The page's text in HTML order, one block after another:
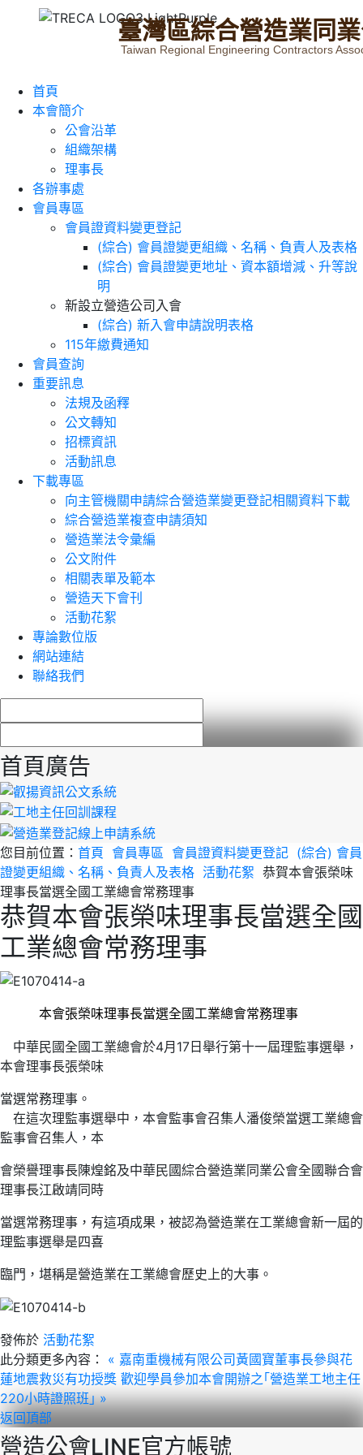
臺灣區綜合營造業同業
Taiwan Regional Engineering Contractors
首頁
本會簡介
公會沿革
組織架構
理事長
各辦事處
會員專區
會員證資料變更登記
(綜合) 會員證變更組織、名稱、負責人及表格
(綜合) 會員證變更地址、資本額增減、升等說
明
新設立營造公司入會
(綜合) 新入會申請說明表格
115年繳費通知
會員查詢
重要訊息
法規及函釋
公文轉知
招標資訊
活動訊息
下載專區
向主管機關申請綜合營造業變更登記相關資料下載
綜合營造業複查申請須知
營造業法令彙編
公文附件
相關表單及範本
營造天下會刊
活動花絮
專論數位版
網站連結
聯絡我們
首頁廣告
您目前位置： 首頁 會員專區 會員證資料變更登記 (綜合) 會員
證變更組織、名稱、負責人及表格 活動花絮 恭賀本會張榮味
理事長當選全國工業總會常務理事
恭賀本會張榮味理事長當選全國
工業總會常務理事
本會張榮味理事長當選全國工業總會常務理事
中華民國全國工業總會於4月17日舉行第十一屆理監事選舉，
本會理事長張榮味
當選常務理事。
在這次理監事選舉中，本會監事會召集人潘俊榮當選工業總會
監事會召集人，本
會榮譽理事長陳煌銘及中華民國綜合營造業同業公會全國聯合會
理事長江啟靖同時
當選常務理事，有這項成果，被認為營造業在工業總會新一屆的
理監事選舉是四喜
臨門，堪稱是營造業在工業總會歷史上的大事。
發佈於 活動花絮
此分類更多內容：
« 嘉南重機械有限公司黃國寶董事長參與花
蓮地震救災有功授獎 歡迎學員參加本會開辦之｢營造業工地主任
220小時證照班｣ »
返回頂部
營造公會LINE官方帳號